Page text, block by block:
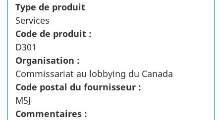
Type de produit
Services
Code de produit :
D301
Organisation :
Commissariat au lobbying du Canada
Code postal du fournisseur :
M5J
Commentaires :